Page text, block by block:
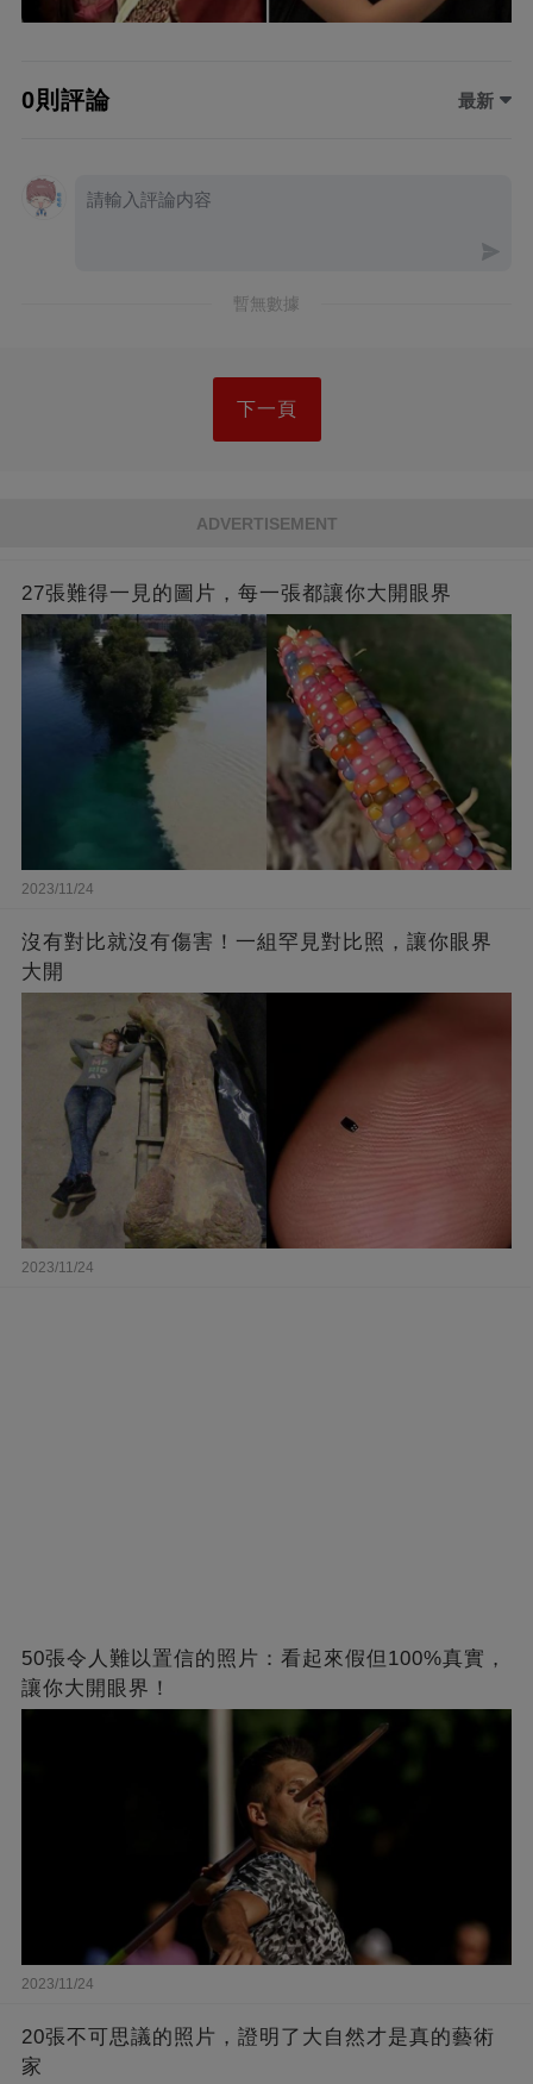
0則評論 最新
暫無數據
下一頁
ADVERTISEMENT
27張難得一見的圖片，每一張都讓你大開眼界
2023/11/24
沒有對比就沒有傷害！一組罕見對比照，讓你眼界
大開
2023/11/24
50張令人難以置信的照片：看起來假但100%真實，
讓你大開眼界！
2023/11/24
20張不可思議的照片，證明了大自然才是真的藝術
家